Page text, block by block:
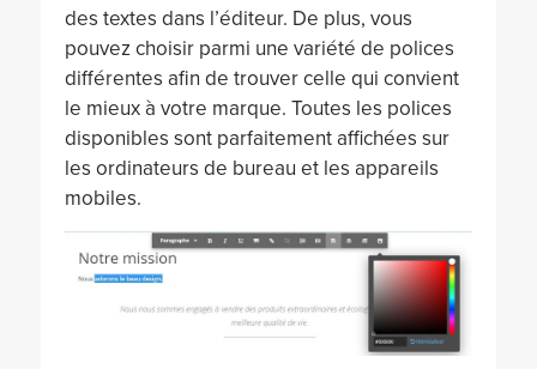
des textes dans l’éditeur. De plus, vous
pouvez choisir parmi une variété de polices
différentes afin de trouver celle qui convient
le mieux à votre marque. Toutes les polices
disponibles sont parfaitement affichées sur
les ordinateurs de bureau et les appareils
mobiles.